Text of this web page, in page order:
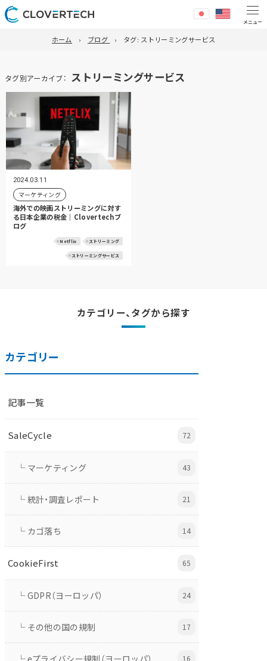
ホーム ブログ タグ: ストリーミングサービス
タグ別アーカイブ： ストリーミングサービス
2024.03.11
マーケティング
海外での映画ストリーミングに対す
る日本企業の税金｜Clovertechブ
ログ
Netflix ストリーミング
ストリーミングサービス
カテゴリー、タグから探す
カテゴリー
記事一覧
SaleCycle 72
└ マーケティング 43
└ 統計・調査レポート 21
└ カゴ落ち 14
CookieFirst 65
└ GDPR（ヨーロッパ） 24
└ その他の国の規制 17
16